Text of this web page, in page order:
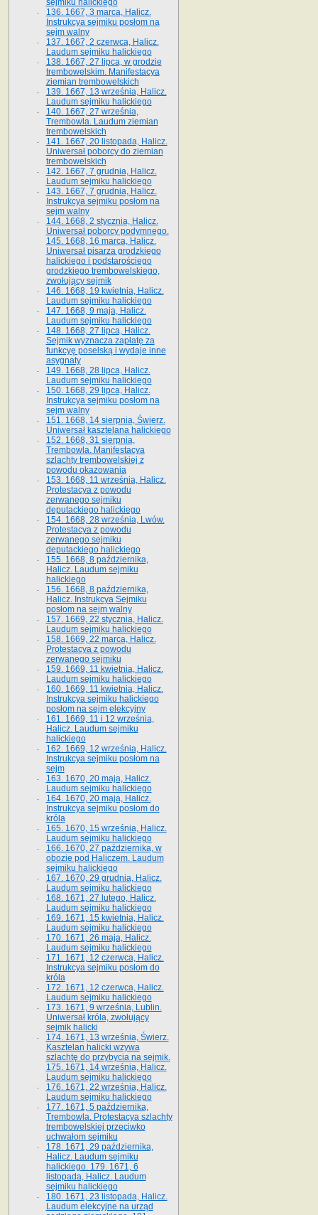
sejmiku halickiego
136. 1667, 3 marca, Halicz.
Instrukcya sejmiku posłom na
sejm walny
137. 1667, 2 czerwca, Halicz.
Laudum sejmiku halickiego
138. 1667, 27 lipca, w grodzie
trembowelskim. Manifestacya
ziemian trembowelskich
139. 1667, 13 września, Halicz.
Laudum sejmiku halickiego
140. 1667, 27 września,
Trembowla. Laudum ziemian
trembowelskich
141. 1667, 20 listopada, Halicz.
Uniwersał poborcy do ziemian
trembowelskich
142. 1667, 7 grudnia, Halicz.
Laudum sejmiku halickiego
143. 1667, 7 grudnia, Halicz.
Instrukcya sejmiku posłom na
sejm walny
144. 1668, 2 stycznia, Halicz.
Uniwersał poborcy podymnego.
145. 1668, 16 marca, Halicz.
Uniwersał pisarza grodzkiego
halickiego i podstarościego
grodzkiego trembowelskiego,
zwołujący sejmik
146. 1668, 19 kwietnia, Halicz.
Laudum sejmiku halickiego
147. 1668, 9 maja, Halicz.
Laudum sejmiku halickiego
148. 1668, 27 lipca, Halicz.
Sejmik wyznacza zapłatę za
funkcyę poselską i wydaje inne
asygnaty
149. 1668, 28 lipca, Halicz.
Laudum sejmiku halickiego
150. 1668, 29 lipca, Halicz.
Instrukcya sejmiku posłom na
sejm walny
151. 1668, 14 sierpnia, Świerz.
Uniwersał kasztelana halickiego
152. 1668, 31 sierpnia,
Trembowla. Manifestacya
szlachty trembowelskiej z
powodu okazowania
153. 1668, 11 września, Halicz.
Protestacya z powodu
zerwanego sejmiku
deputackiego halickiego
154. 1668, 28 września, Lwów.
Protestacya z powodu
zerwanego sejmiku
deputackiego halickiego
155. 1668, 8 października,
Halicz. Laudum sejmiku
halickiego
156. 1668, 8 października,
Halicz. Instrukcya Sejmiku
posłom na sejm walny
157. 1669, 22 stycznia, Halicz.
Laudum sejmiku halickiego
158. 1669, 22 marca, Halicz.
Protestacya z powodu
zerwanego sejmiku
159. 1669, 11 kwietnia, Halicz.
Laudum sejmiku halickiego
160. 1669, 11 kwietnia, Halicz.
Instrukcya sejmiku halickiego
posłom na sejm elekcyjny
161. 1669, 11 i 12 września,
Halicz. Laudum sejmiku
halickiego
162. 1669, 12 września, Halicz.
Instrukcya sejmiku posłom na
sejm
163. 1670, 20 maja, Halicz.
Laudum sejmiku halickiego
164. 1670, 20 maja, Halicz.
Instrukcya sejmiku posłom do
króla
165. 1670, 15 września, Halicz.
Laudum sejmiku halickiego
166. 1670, 27 października, w
obozie pod Haliczem. Laudum
sejmiku halickiego
167. 1670, 29 grudnia, Halicz.
Laudum sejmiku halickiego
168. 1671, 27 lutego, Halicz.
Laudum sejmiku halickiego
169. 1671, 15 kwietnia, Halicz.
Laudum sejmiku halickiego
170. 1671, 26 maja, Halicz.
Laudum sejmiku halickiego
171. 1671, 12 czerwca, Halicz.
Instrukcya sejmiku posłom do
króla
172. 1671, 12 czerwca, Halicz.
Laudum sejmiku halickiego
173. 1671, 9 września, Lublin.
Uniwersał króla, zwołujący
sejmik halicki
174. 1671, 13 września, Świerz.
Kasztelan halicki wzywa
szlachtę do przybycia na sejmik.
175. 1671, 14 września, Halicz.
Laudum sejmiku halickiego
176. 1671, 22 września, Halicz.
Laudum sejmiku halickiego
177. 1671, 5 października,
Trembowla. Protestacya szlachty
trembowelskiej przeciwko
uchwałom sejmiku
178. 1671, 29 października,
Halicz. Laudum sejmiku
halickiego. 179. 1671, 6
listopada, Halicz. Laudum
sejmiku halickiego
180. 1671, 23 listopada, Halicz.
Laudum elekcyjne na urząd